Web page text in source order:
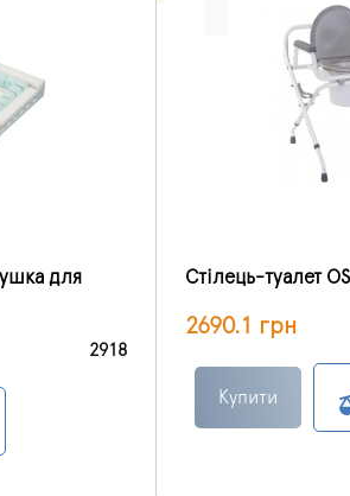
для
2918
Стілець-туалет
2690.1 грн
Купити